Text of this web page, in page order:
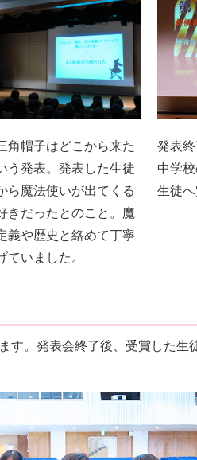
角帽子はどこから来た
う発表。発表した生徒
ら魔法使いが出てくる
きだったとのこと。魔
義や歴史と絡めて丁寧
いました。
発表
中学
生徒
す。発表会終了後、受賞した生